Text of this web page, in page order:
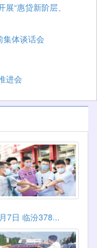
“惠贷新阶层、
集体谈话会
进会
7日 临汾378...